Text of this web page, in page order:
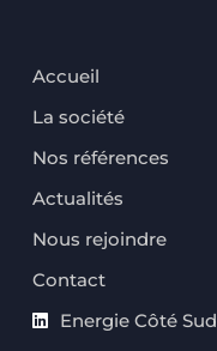
Accueil
La société
Nos références
Actualités
Nous rejoindre
Contact
Energie Côté Sud